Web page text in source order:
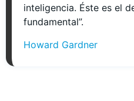
inteligencia. Éste es el
fundamental”.
Howard Gardner